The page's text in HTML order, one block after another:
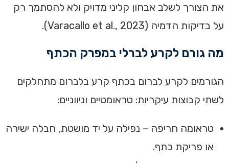
את הצורך לשלב אבחון קליני מדויק ולא להסתמך רק
על בדיקות הדמיה (Varacallo et al., 2023).
מה גורם לקרע לברלי במפרק הכתף
הגורמים לקרע לברום בכתף קרע בלברום מתחלקים
לשתי קבוצות עיקריות: טראומטיים וניווניים:
טראומה חריפה – נפילה על יד מושטת, חבלה ישירה
או פריקת כתף.